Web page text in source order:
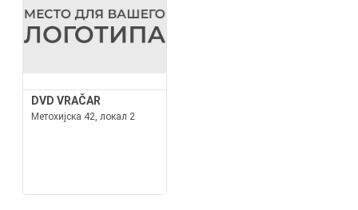
DVD VRAČAR
Метохијска 42, локал 2